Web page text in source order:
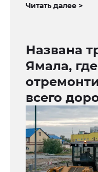
Читать далее >
Названа
Ямала,
всего